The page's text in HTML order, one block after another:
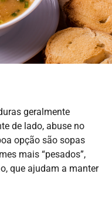
geralmente
de lado, abuse no
opção são sopas
mais “pesados”,
que ajudam a manter